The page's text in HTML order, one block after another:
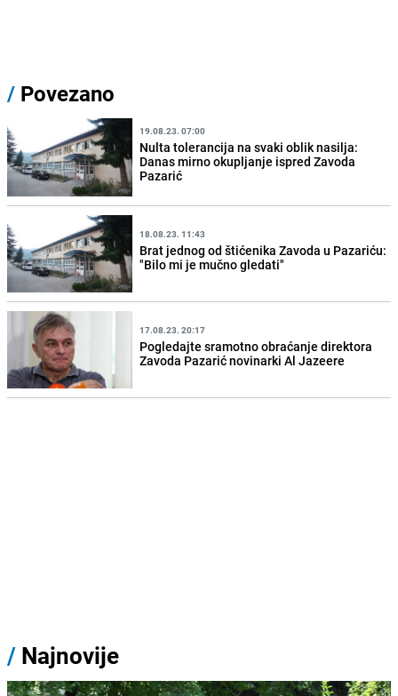
/ Povezano
19.08.23. 07:00
Nulta tolerancija na svaki oblik nasilja:
Danas mirno okupljanje ispred Zavoda
Pazarić
18.08.23. 11:43
Brat jednog od štićenika Zavoda u Pazariću:
"Bilo mi je mučno gledati"
17.08.23. 20:17
Pogledajte sramotno obraćanje direktora
Zavoda Pazarić novinarki Al Jazeere
/ Najnovije